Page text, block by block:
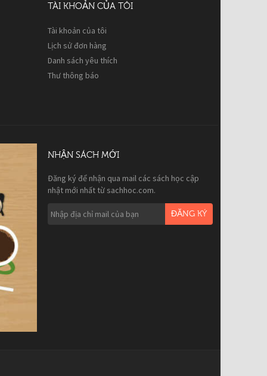
TÀI KHOẢN CỦA TÔI
Tài khoản của tôi
Lịch sử đơn hàng
Danh sách yêu thích
Thư thông báo
NHẬN SÁCH MỚI
Đăng ký để nhận qua mail các sách học cập
nhật mới nhất từ sachhoc.com.
ĐĂNG KÝ